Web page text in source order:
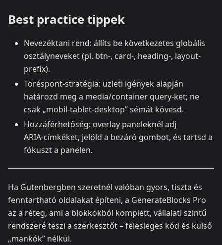
Best practice tippek
Nevezéktani rend: állíts be következetes globális
osztályneveket (pl. btn‑, card‑, heading‑, layout‑
prefix).
Töréspont‑stratégia: üzleti igények alapján
határozd meg a media/container query‑ket; ne
csak „mobil‑tablet‑desktop” sémát kövesd.
Hozzáférhetőség: overlay paneleknél adj
ARIA‑címkéket, jelöld a bezáró gombot, és tartsd a
fókuszt a panelen.
Ha Gutenbergben szeretnél valóban gyors, tiszta és
fenntartható oldalakat építeni, a GenerateBlocks Pro
az a réteg, ami a blokkokból komplett, vállalati szintű
rendszeré teszi a szerkesztőt – felesleges kód és külső
„mankók” nélkül.